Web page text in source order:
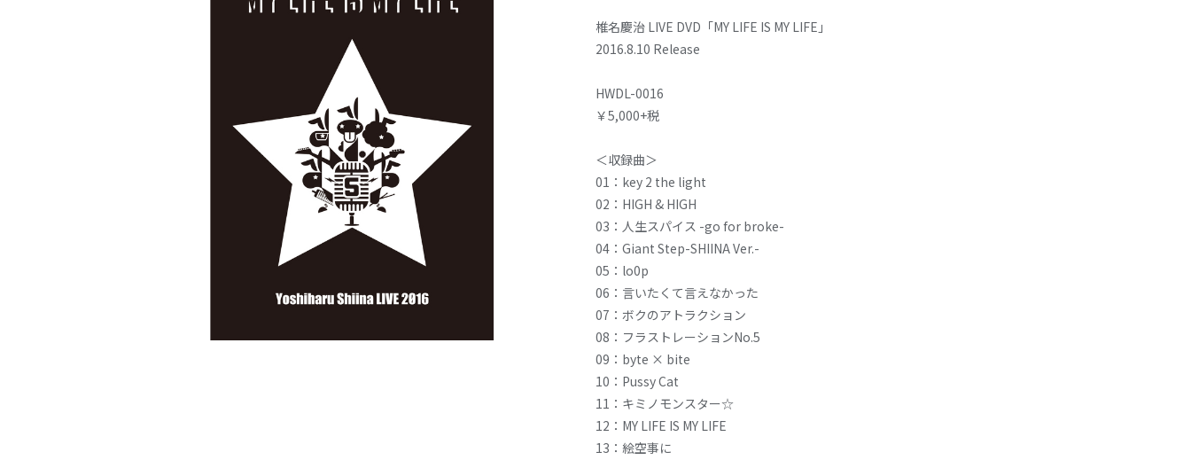
椎名慶治 LIVE DVD「MY LIFE IS MY LIFE」
2016.8.10 Release
HWDL-0016
￥5,000+税
＜収録曲＞
01：key 2 the light
02：HIGH & HIGH
03：人生スパイス -go for broke-
04：Giant Step-SHIINA Ver.-
05：lo0p
06：言いたくて言えなかった
07：ボクのアトラクション
08：フラストレーションNo.5
09：byte × bite
10：Pussy Cat
11：キミノモンスター☆
12：MY LIFE IS MY LIFE
13：絵空事に